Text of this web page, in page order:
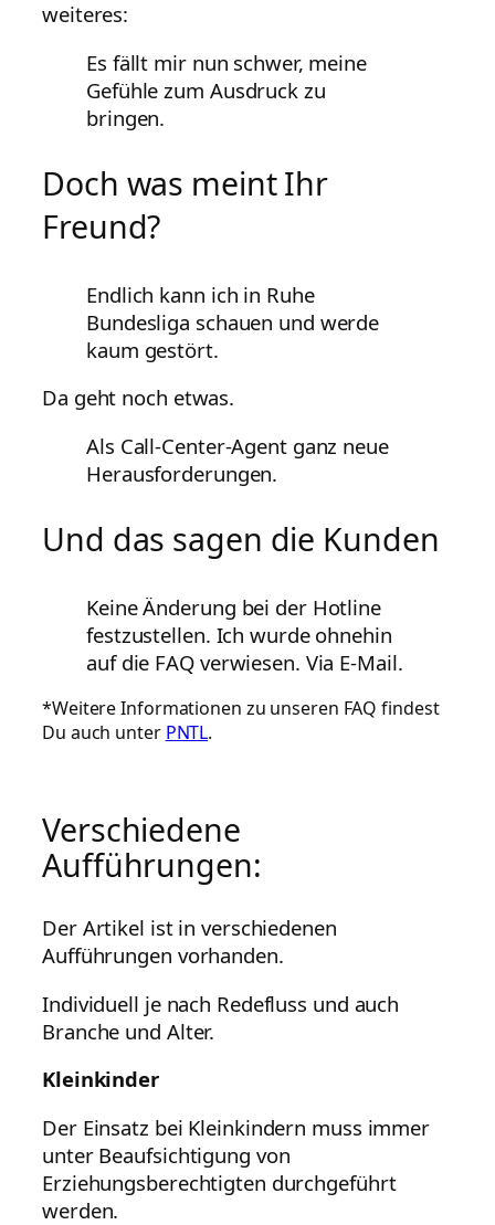
weiteres:
Es fällt mir nun schwer, meine
Gefühle zum Ausdruck zu
bringen.
Doch was meint Ihr
Freund?
Endlich kann ich in Ruhe
Bundesliga schauen und werde
kaum gestört.
Da geht noch etwas.
Als Call-Center-Agent ganz neue
Herausforderungen.
Und das sagen die Kunden
Keine Änderung bei der Hotline
festzustellen. Ich wurde ohnehin
auf die FAQ verwiesen. Via E-Mail.
*Weitere Informationen zu unseren FAQ findest
Du auch unter PNTL.
Verschiedene
Aufführungen:
Der Artikel ist in verschiedenen
Aufführungen vorhanden.
Individuell je nach Redefluss und auch
Branche und Alter.
Kleinkinder
Der Einsatz bei Kleinkindern muss immer
unter Beaufsichtigung von
Erziehungsberechtigten durchgeführt
werden.